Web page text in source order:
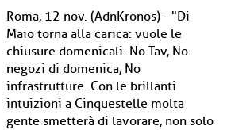
Roma, 12 nov. (AdnKronos) - "Di
Maio torna alla carica: vuole le
chiusure domenicali. No Tav, No
negozi di domenica, No
infrastrutture. Con le brillanti
intuizioni a Cinquestelle molta
gente smetterà di lavorare, non solo